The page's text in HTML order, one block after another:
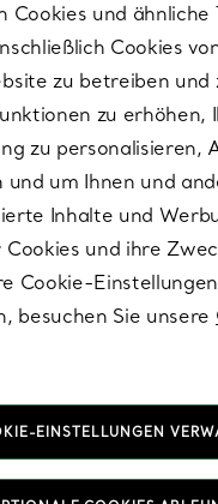
CO.
Cookies und ähnliche
Cookies
zu betreiben und
zu erhöhen,
zu personalisieren,
und um Ihnen und
Inhalte und
Cookies und ihre
Cookie-
besuchen Sie unsere
EINSTELLUNGEN